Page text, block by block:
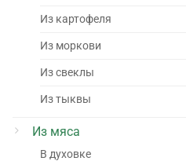
Из картофеля
Из моркови
Из свеклы
Из тыквы
Из мяса
В духовке